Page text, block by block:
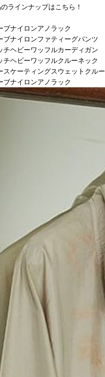
ラインナップはこちら！
ブナイロンアノラック
ブナイロンファティーグパンツ
チヘビーワッフルカーディガン
チヘビーワッフルクルーネック
スケーティングスウェットクルー
ナイロンアノラック